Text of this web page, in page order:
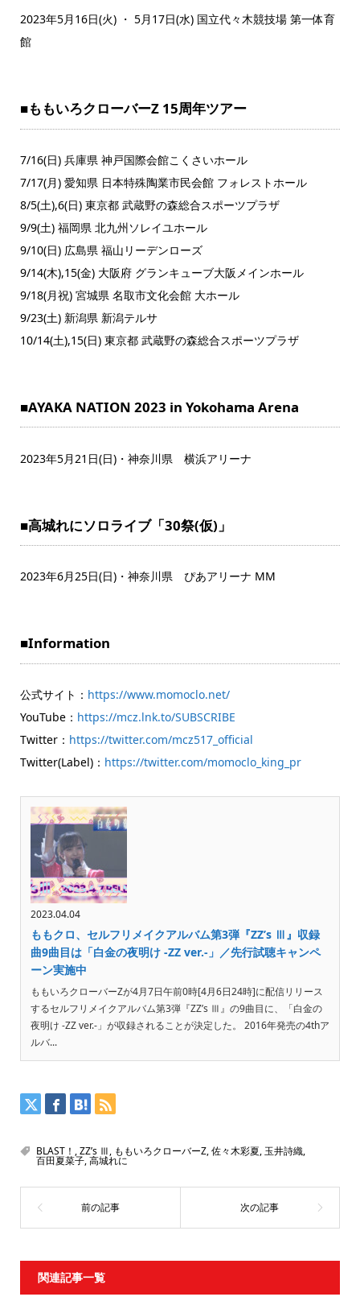
2023年5月16日(火) ・ 5月17日(水) 国立代々木競技場 第一体育
館
■ももいろクローバーZ 15周年ツアー
7/16(日) 兵庫県 神戸国際会館こくさいホール
7/17(月) 愛知県 日本特殊陶業市民会館 フォレストホール
8/5(土),6(日) 東京都 武蔵野の森総合スポーツプラザ
9/9(土) 福岡県 北九州ソレイユホール
9/10(日) 広島県 福山リーデンローズ
9/14(木),15(金) 大阪府 グランキューブ大阪メインホール
9/18(月祝) 宮城県 名取市文化会館 大ホール
9/23(土) 新潟県 新潟テルサ
10/14(土),15(日) 東京都 武蔵野の森総合スポーツプラザ
■AYAKA NATION 2023 in Yokohama Arena
2023年5月21日(日)・神奈川県 横浜アリーナ
■高城れにソロライブ「30祭(仮)」
2023年6月25日(日)・神奈川県 ぴあアリーナ MM
■Information
公式サイト： https://www.momoclo.net/
YouTube： https://mcz.lnk.to/SUBSCRIBE
Twitter： https://twitter.com/mcz517_official
Twitter(Label)： https://twitter.com/momoclo_king_pr
2023.04.04
ももクロ、セルフリメイクアルバム第3弾『ZZ’s Ⅲ』収録
曲9曲目は「白金の夜明け -ZZ ver.-」／先行試聴キャンペ
ーン実施中
ももいろクローバーZが4月7日午前0時[4月6日24時]に配信リリース
するセルフリメイクアルバム第3弾『ZZ’s Ⅲ』の9曲目に、「白金の
夜明け -ZZ ver.-」が収録されることが決定した。 2016年発売の4thア
ルバ...
BLAST！ ,ZZ’s Ⅲ, ももいろクローバーZ,佐々木彩夏, 玉井詩織,
百田夏菜子,高城れに
関連記事一覧